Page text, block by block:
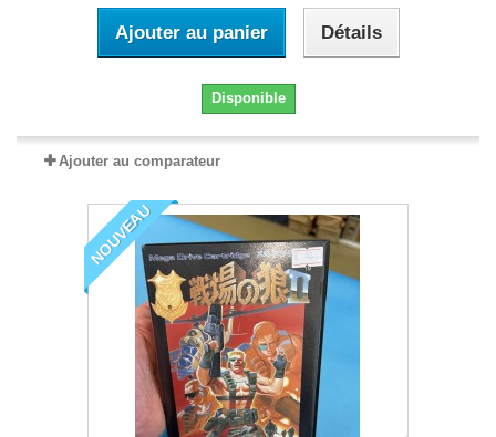
Ajouter au panier Détails
Disponible
Ajouter au comparateur
NOUVEAU